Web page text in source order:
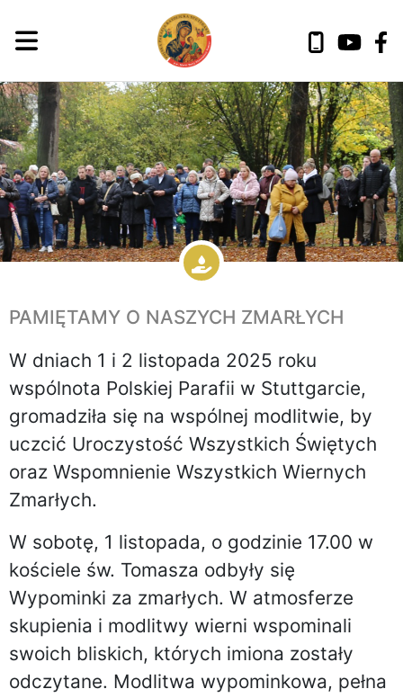
PAMIĘTAMY O NASZYCH ZMARŁYCH
W dniach 1 i 2 listopada 2025 roku
wspólnota Polskiej Parafii w Stuttgarcie,
gromadziła się na wspólnej modlitwie, by
uczcić Uroczystość Wszystkich Świętych
oraz Wspomnienie Wszystkich Wiernych
Zmarłych.
W sobotę, 1 listopada, o godzinie 17.00 w
kościele św. Tomasza odbyły się
Wypominki za zmarłych. W atmosferze
skupienia i modlitwy wierni wspominali
swoich bliskich, których imiona zostały
odczytane. Modlitwa wypominkowa, pełna